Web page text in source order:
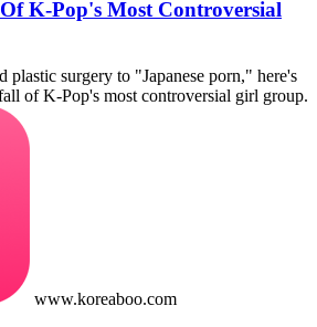
K-Pop's Most Controversial
plastic surgery to "Japanese porn," here's
of K-Pop's most controversial girl group.
www.koreaboo.com